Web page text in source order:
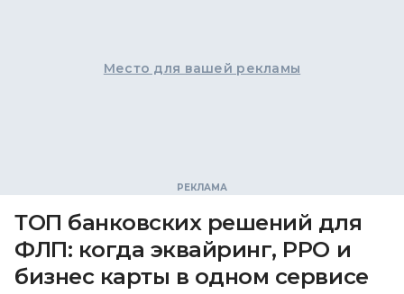
Место для вашей рекламы
ТОП банковских решений для
ФЛП: когда эквайринг, РРО и
бизнес карты в одном сервисе